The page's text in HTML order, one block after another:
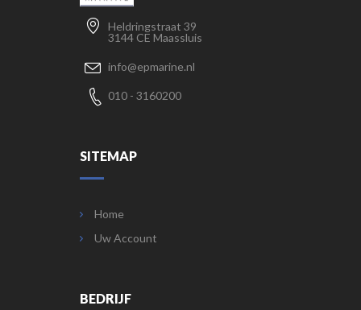
Heldringstraat 39
3144 CE Maassluis
info@epmarine.nl
010 - 3160200
SITEMAP
Home
Uw Account
BEDRIJF